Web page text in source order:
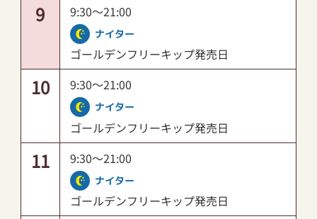
9 9:30～21:00
ナイター
ゴールデンフリーキップ発売日
10 9:30～21:00
ナイター
ゴールデンフリーキップ発売日
11 9:30～21:00
ナイター
ゴールデンフリーキップ発売日